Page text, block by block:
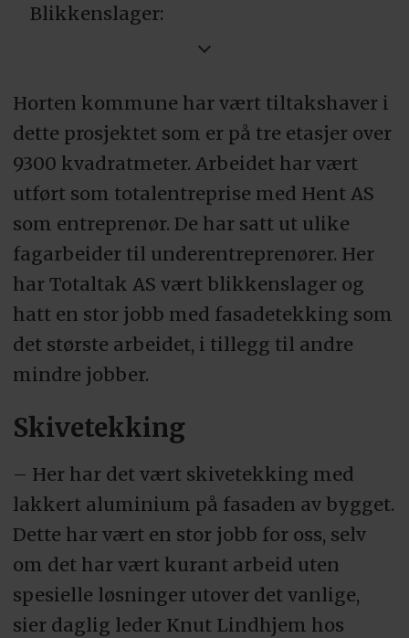
Blikkenslager:
Ventilasjonsinstallatør:
GK Inneklima AS
Tiltakshaver:
Horten kommune
Totalentreprenør:
Hent AS
Arkitekt:
Byggentreprenør:
Efc Norge AS
Horten kommune har vært tiltakshaver i
dette prosjektet som er på tre etasjer over
9300 kvadratmeter. Arbeidet har vært
utført som totalentreprise med Hent AS
som entreprenør. De har satt ut ulike
fagarbeider til underentreprenører. Her
har Totaltak AS vært blikkenslager og
hatt en stor jobb med fasadetekking som
det største arbeidet, i tillegg til andre
mindre jobber.
Skivetekking
– Her har det vært skivetekking med
lakkert aluminium på fasaden av bygget.
Dette har vært en stor jobb for oss, selv
om det har vært kurant arbeid uten
spesielle løsninger utover det vanlige,
sier daglig leder Knut Lindhjem hos